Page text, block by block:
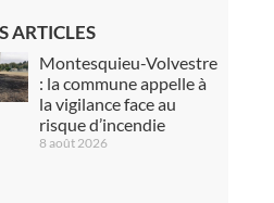
ARTICLES
Montesquieu-Volvestre
: la commune appelle à
la vigilance face au
risque d’incendie
8 août 2026